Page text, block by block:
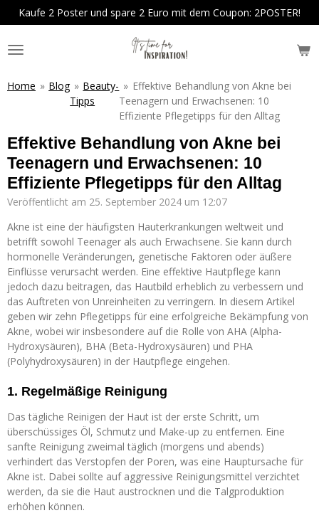
Zum
Hauptinhalt
springen
Kaufe 2 Poster und spare 2 Euro mit dem Coupon: 2POSTER!
Home » Blog » Beauty-
Tipps
» Effektive Behandlung von Akne bei
Teenagern und Erwachsenen: 10
Effiziente Pflegetipps für den Alltag
Effektive Behandlung von Akne bei
Teenagern und Erwachsenen: 10
Effiziente Pflegetipps für den Alltag
Veröffentlicht am 25. September 2024 um 12:07
Akne ist eine der häufigsten Hauterkrankungen weltweit und
betrifft sowohl Teenager als auch Erwachsene. Sie kann durch
hormonelle Veränderungen, genetische Faktoren oder äußere
Einflüsse verursacht werden. Eine effektive Hautpflege kann
jedoch dazu beitragen, das Hautbild erheblich zu verbessern und
das Auftreten von Unreinheiten zu verringern. In diesem Artikel
geben wir zehn Pflegetipps für eine erfolgreiche Bekämpfung von
Akne, wobei wir insbesondere auf die Rolle von AHA (Alpha-
Hydroxysäuren), BHA (Beta-Hydroxysäuren) und PHA
(Polyhydroxysäuren) in der Hautpflege eingehen.
1. Regelmäßige Reinigung
Das tägliche Reinigen der Haut ist der erste Schritt, um
überschüssiges Öl, Schmutz und Make-up zu entfernen. Eine
sanfte Reinigung zweimal täglich (morgens und abends)
verhindert das Verstopfen der Poren, was eine Hauptursache für
Akne ist. Dabei sollte auf aggressive Reinigungsmittel verzichtet
werden, da sie die Haut austrocknen und die Talgproduktion
erhöhen können.